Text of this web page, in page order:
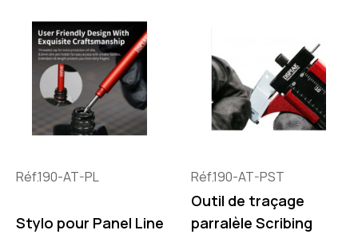
Réf.190-AT-PL
Stylo pour Panel Line
Réf.190-AT-PST
Outil de traçage
parralèle Scribing